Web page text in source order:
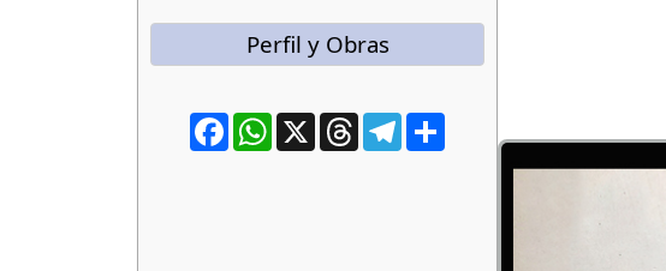
Perfil y Obras
FacebookWhatsApp
X ThreadsTelegram